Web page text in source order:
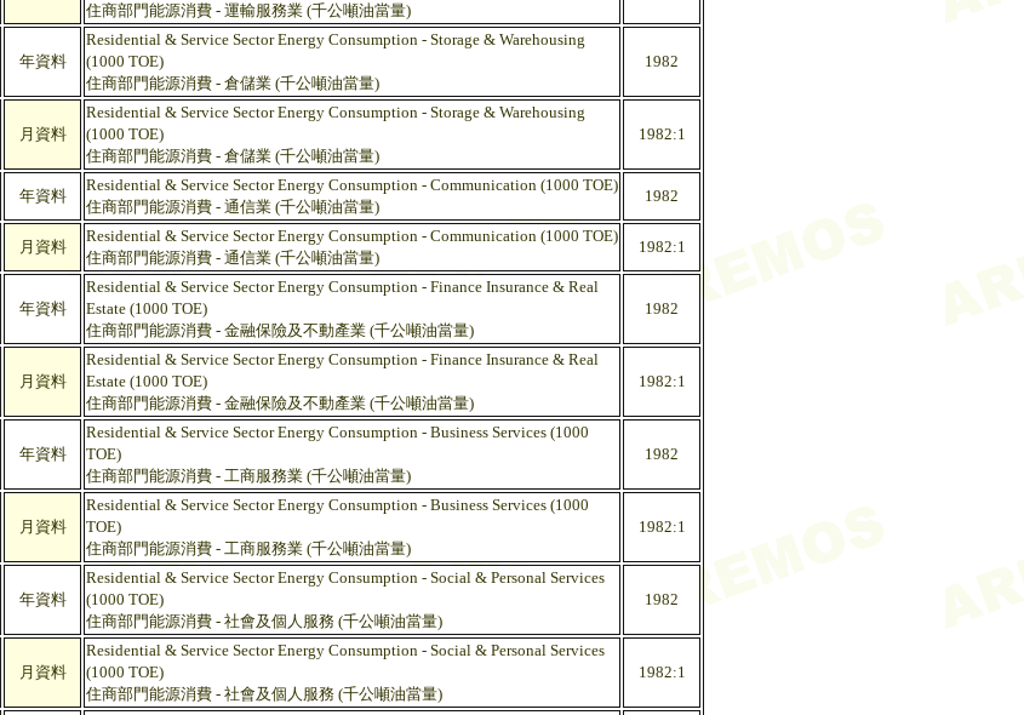
住商部門能源消費 - 運輸服務業 (千公噸油當量)
年資料
Residential & Service Sector Energy Consumption - Storage & Warehousing
(1000 TOE)
住商部門能源消費 - 倉儲業 (千公噸油當量)
1982
月資料
Residential & Service Sector Energy Consumption - Storage & Warehousing
(1000 TOE)
住商部門能源消費 - 倉儲業 (千公噸油當量)
1982:1
年資料
Residential & Service Sector Energy Consumption - Communication (1000 TOE)
住商部門能源消費 - 通信業 (千公噸油當量)
1982
月資料
Residential & Service Sector Energy Consumption - Communication (1000 TOE)
住商部門能源消費 - 通信業 (千公噸油當量)
1982:1
年資料
Residential & Service Sector Energy Consumption - Finance Insurance & Real
Estate (1000 TOE)
住商部門能源消費 - 金融保險及不動產業 (千公噸油當量)
1982
月資料
Residential & Service Sector Energy Consumption - Finance Insurance & Real
Estate (1000 TOE)
住商部門能源消費 - 金融保險及不動產業 (千公噸油當量)
1982:1
年資料
Residential & Service Sector Energy Consumption - Business Services (1000
TOE)
住商部門能源消費 - 工商服務業 (千公噸油當量)
1982
月資料
Residential & Service Sector Energy Consumption - Business Services (1000
TOE)
住商部門能源消費 - 工商服務業 (千公噸油當量)
1982:1
年資料
Residential & Service Sector Energy Consumption - Social & Personal Services
(1000 TOE)
住商部門能源消費 - 社會及個人服務 (千公噸油當量)
1982
月資料
Residential & Service Sector Energy Consumption - Social & Personal Services
(1000 TOE)
住商部門能源消費 - 社會及個人服務 (千公噸油當量)
1982:1